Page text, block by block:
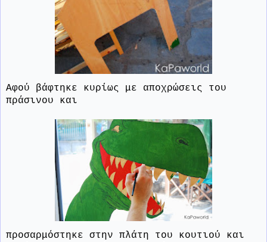
Αφού βάφτηκε κυρίως με αποχρώσεις του
πράσινου και
προσαρμόστηκε στην πλάτη του κουτιού και